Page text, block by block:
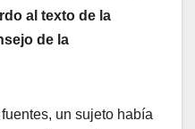
al texto de la
de la
un sujeto había